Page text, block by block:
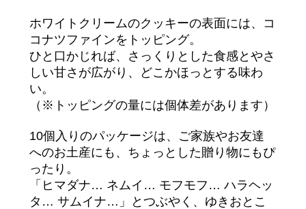
ホワイトクリームのクッキーの表面には、コ
コナツファインをトッピング。
ひと口かじれば、さっくりとした食感とやさ
しい甘さが広がり、どこかほっとする味わ
い。
（※トッピングの量には個体差があります）
10個入りのパッケージは、ご家族やお友達
へのお土産にも、ちょっとした贈り物にもぴ
ったり。
「ヒマダナ… ネムイ… モフモフ… ハラヘッ
タ… サムイナ…」とつぶやく、ゆきおとこ